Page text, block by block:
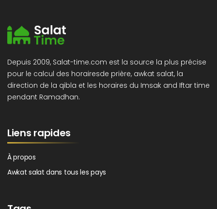
Depuis 2009, Salat-time.com est la source la plus précise
pour le calcul des horairesde prière, awkat salat, la
direction de la qibla et les horaires du Imsak and Iftar time
pendant Ramadhan.
Liens rapides
À propos
Awkat salat dans tous les pays